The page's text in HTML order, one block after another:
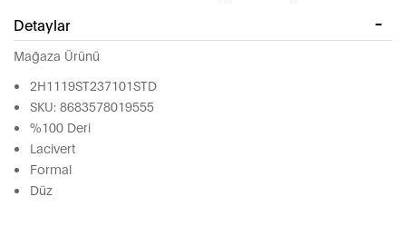
Detaylar
Mağaza Ürünü
2H1119ST237101STD
SKU: 8683578019555
%100 Deri
Lacivert
Formal
Düz